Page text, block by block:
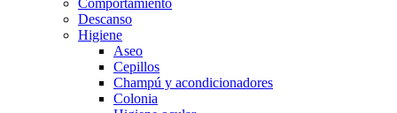
Comportamiento
Descanso
Higiene
Aseo
Cepillos
Champú y acondicionadores
Colonia